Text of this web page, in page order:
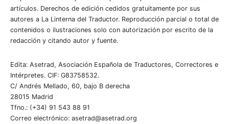
artículos. Derechos de edición cedidos gratuitamente por sus
autores a La Linterna del Traductor. Reproducción parcial o total de
contenidos o ilustraciones solo con autorización por escrito de la
redacción y citando autor y fuente.
Edita: Asetrad, Asociación Española de Traductores, Correctores e
Intérpretes. CIF: G83758532.
C/ Andrés Mellado, 60, bajo B derecha
28015 Madrid
Tfno.: (+34) 91 543 88 91
Correo electrónico: asetrad@asetrad.org